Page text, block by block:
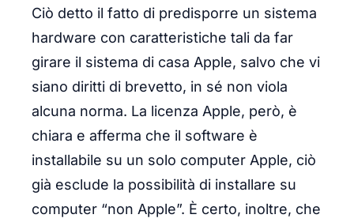
Ciò detto il fatto di predisporre un sistema
hardware con caratteristiche tali da far
girare il sistema di casa Apple, salvo che vi
siano diritti di brevetto, in sé non viola
alcuna norma. La licenza Apple, però, è
chiara e afferma che il software è
installabile su un solo computer Apple, ciò
già esclude la possibilità di installare su
computer “non Apple”. È certo, inoltre, che